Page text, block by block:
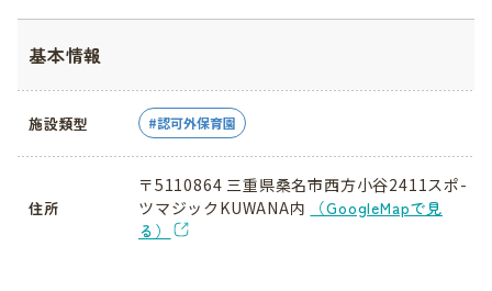
基本情報
施設類型 認可外保育園
住所
〒5110864 三重県桑名市西方小谷2411スポ-
ツマジックKUWANA内
（GoogleMapで見
る）